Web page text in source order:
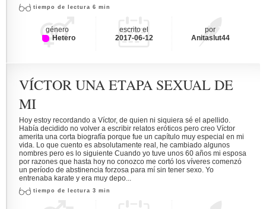
tiempo de lectura 6 min
género
Hetero
escrito el
2017-06-12
por
Anitaslut44
VÍCTOR UNA ETAPA SEXUAL DE
MI
Hoy estoy recordando a Víctor, de quien ni siquiera sé el apellido.
Había decidido no volver a escribir relatos eróticos pero creo Víctor
amerita una corta biografía porque fue un capítulo muy especial en mi
vida. Lo que cuento es absolutamente real, he cambiado algunos
nombres pero es lo siguiente Cuando yo tuve unos 60 años mi esposa
por razones que hasta hoy no conozco me cortó los víveres comenzó
un período de abstinencia forzosa para mí sin tener sexo. Yo
entrenaba karate y era muy depo...
tiempo de lectura 3 min